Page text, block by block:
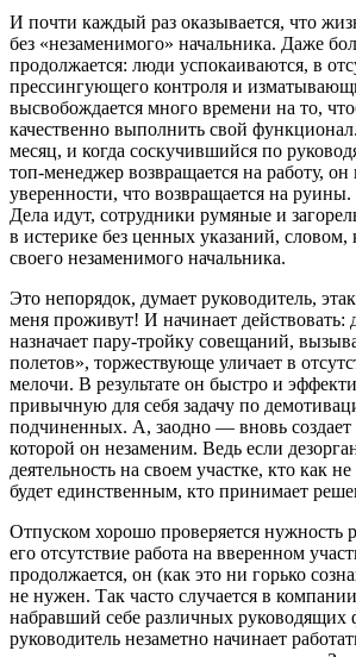
И почти каждый раз оказывается, что
без «незаменимого» начальника. Даже
продолжается: люди успокаиваются, в
прессингующего контроля и
высвобождается много времени на то,
качественно выполнить свой
месяц, и когда соскучившийся по
топ-менеджер возвращается на работу,
уверенности, что возвращается на
Дела идут, сотрудники румяные и
в истерике без ценных указаний, словом,
своего незаменимого начальника.
Это непорядок, думает руководитель,
меня проживут! И начинает действовать:
назначает пару-тройку совещаний,
полетов», торжествующе уличает в
мелочи. В результате он быстро и
привычную для себя задачу по
подчиненных. А, заодно — вновь
которой он незаменим. Ведь если
деятельность на своем участке, кто как
будет единственным, кто принимает
Отпуском хорошо проверяется нужность
его отсутствие работа на вверенном
продолжается, он (как это ни горько
не нужен. Так часто случается в
набравший себе различных руководящих
руководитель незаметно начинает